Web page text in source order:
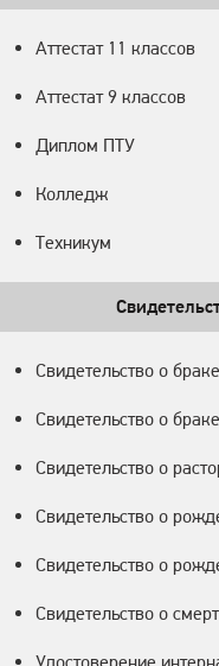
Аттестат 11 классов
Аттестат 9 классов
Диплом ПТУ
Колледж
Техникум
Свидетельство о браке
Свидетельство о
Свидетельство о
Свидетельство о
Свидетельство о
Свидетельство о